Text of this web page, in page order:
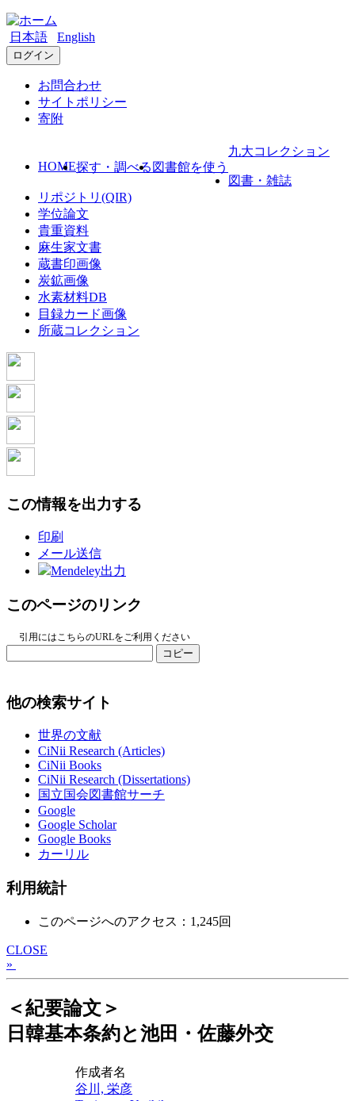
日本語 English
ログイン
お問合わせ
サイトポリシー
寄附
HOME探す・調べる 図書館を使う
九大コレクション
図書・雑誌
リポジトリ(QIR)
学位論文
貴重資料
麻生家文書
蔵書印画像
炭鉱画像
水素材料DB
目録カード画像
所蔵コレクション
この情報を出力する
印刷
メール送信
Mendeley出力
このページのリンク
引用にはこちらのURLをご利用ください
コピー
他の検索サイト
世界の文献
CiNii Research (Articles)
CiNii Books
CiNii Research (Dissertations)
国立国会図書館サーチ
Google
Google Scholar
Google Books
カーリル
利用統計
このページへのアクセス：1,245回
CLOSE
»
＜紀要論文＞
日韓基本条約と池田・佐藤外交
作成者名
谷川, 栄彦